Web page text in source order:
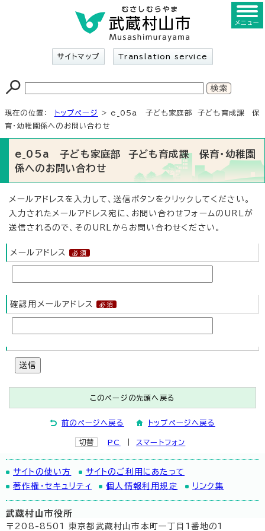
サイトマップ Translation service
メニュー
現在の位置： トップページ
> e_05a 子ども家庭部 子ども育成課 保
育・幼稚園係へのお問い合わせ
e_05a 子ども家庭部 子ども育成課 保育・幼稚園
係へのお問い合わせ
メールアドレスを入力して、送信ボタンをクリックしてください。
入力されたメールアドレス宛に、お問い合わせフォームのURLが
送信されるので、そのURLからお問い合わせください。
メールアドレス
確認用メールアドレス
送信
このページの先頭へ戻る
前のページへ戻る トップページへ戻る
切替 PC スマートフォン
サイトの使い方
サイトのご利用にあたって
著作権・セキュリティ
個人情報利用規定 リンク集
武蔵村山市役所
〒208-8501 東京都武蔵村山市本町一丁目1番地の1